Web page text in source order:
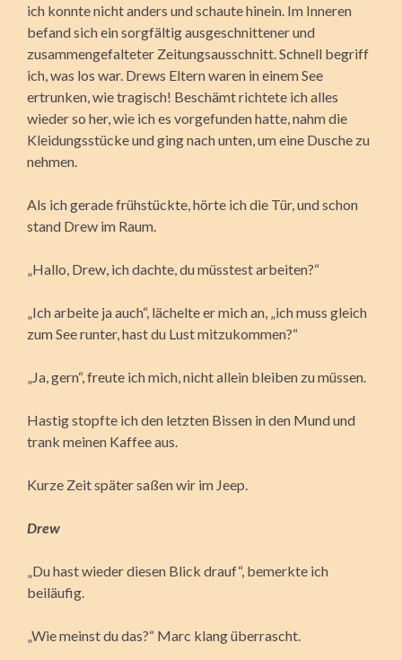
ich konnte nicht anders und schaute hinein. Im Inneren
befand sich ein sorgfältig ausgeschnittener und
zusammengefalteter Zeitungsausschnitt. Schnell begriff
ich, was los war. Drews Eltern waren in einem See
ertrunken, wie tragisch! Beschämt richtete ich alles
wieder so her, wie ich es vorgefunden hatte, nahm die
Kleidungsstücke und ging nach unten, um eine Dusche zu
nehmen.
Als ich gerade frühstückte, hörte ich die Tür, und schon
stand Drew im Raum.
„Hallo, Drew, ich dachte, du müsstest arbeiten?“
„Ich arbeite ja auch“, lächelte er mich an, „ich muss gleich
zum See runter, hast du Lust mitzukommen?“
„Ja, gern“, freute ich mich, nicht allein bleiben zu müssen.
Hastig stopfte ich den letzten Bissen in den Mund und
trank meinen Kaffee aus.
Kurze Zeit später saßen wir im Jeep.
Drew
„Du hast wieder diesen Blick drauf“, bemerkte ich
beiläufig.
„Wie meinst du das?“ Marc klang überrascht.